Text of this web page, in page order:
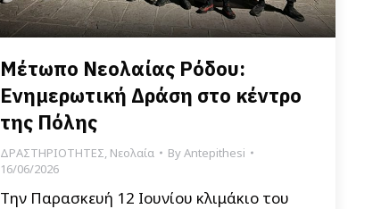
Μέτωπο Νεολαίας Ρόδου:
Ενημερωτική Δράση στο κέντρο
της Πόλης
ΔΡΑΣΤΗΡΙΟΤΗΤΕΣ, Νεολαία ByAntepithesi
16/06/2026
Την Παρασκευή 12 Ιουνίου κλιμάκιο του